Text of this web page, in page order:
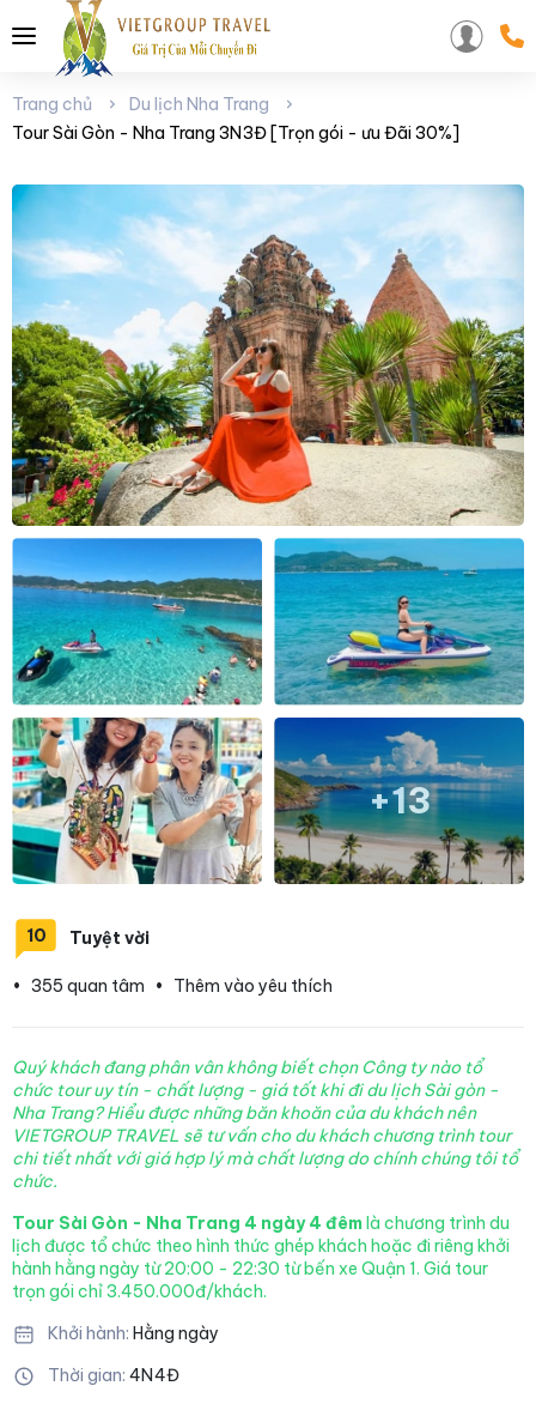
Trang chủ
Du lịch Nha Trang
Tour Sài Gòn - Nha Trang 3N3Đ [Trọn gói - ưu Đãi 30%]
+13
10 Tuyệt vời
• 355 quan tâm • Thêm vào yêu thích
Quý khách đang phân vân không biết chọn Công ty nào tổ
chức tour uy tín - chất lượng - giá tốt khi đi du lịch Sài gòn -
Nha Trang?Hiểu được những băn khoăn của du khách nên
VIETGROUP TRAVEL sẽ tư vấn cho du khách chương trình tour
chi tiết nhất với giá hợp lý mà chất lượng do chính chúng tôi tổ
chức.
Tour Sài Gòn - Nha Trang 4 ngày 4 đêmlà chương trình du
lịch được tổ chức theo hình thức ghép khách hoặc đi riêng khởi
hành hằng ngày từ 20:00 - 22:30 từ bến xe Quận 1. Giá tour
trọn gói chỉ 3.450.000đ/khách.
Khởi hành: Hằng ngày
Thời gian: 4N4Đ